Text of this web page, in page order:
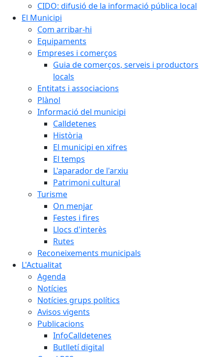
CIDO: difusió de la informació pública local
El Municipi
Com arribar-hi
Equipaments
Empreses i comerços
Guia de comerços, serveis i productors
locals
Entitats i associacions
Plànol
Informació del municipi
Calldetenes
Història
El municipi en xifres
El temps
L'aparador de l'arxiu
Patrimoni cultural
Turisme
On menjar
Festes i fires
Llocs d'interès
Rutes
Reconeixements municipals
L'Actualitat
Agenda
Notícies
Notícies grups polítics
Avisos vigents
Publicacions
InfoCalldetenes
Butlletí digital